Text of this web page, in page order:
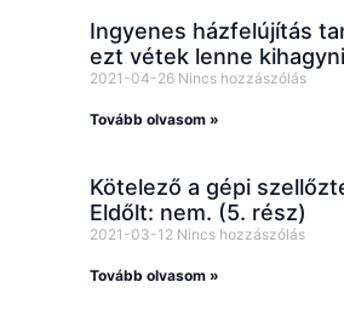
Ingyenes házfelújítás
ezt vétek lenne
2021-04-26 Nincs hozzászólás
Tovább olvasom »
Kötelező a gépi
Eldőlt: nem. (5. rész)
2021-03-12 Nincs hozzászólás
Tovább olvasom »